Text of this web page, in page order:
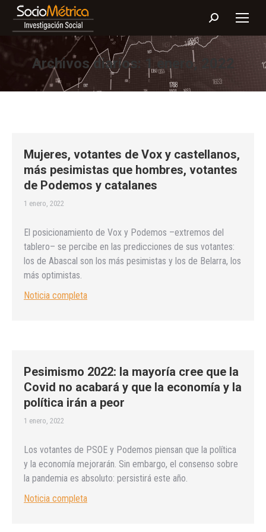
Buscar:
Archivos diarios: 1 enero, 2022
Mujeres, votantes de Vox y castellanos,
más pesimistas que hombres, votantes
de Podemos y catalanes
1 enero, 2022
El posicionamiento de Vox y Podemos –extremos del
tablero– se percibe en las predicciones de sus votantes:
los de Abascal son los más pesimistas y los de Belarra, los
más optimistas.
Noticia completa
Pesimismo 2022: la mayoría cree que la
Covid no acabará y que la economía y la
política irán a peor
1 enero, 2022
Los votantes de PSOE y Podemos piensan que la política
y la economía mejorarán. Sin embargo, el consenso sobre
la pandemia es absoluto: persistirá este año.
Noticia completa